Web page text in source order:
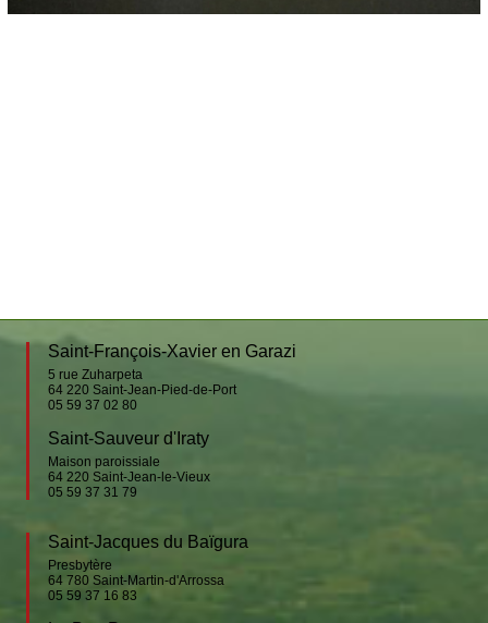
Saint-François-Xavier en Garazi
5 rue Zuharpeta
64 220 Saint-Jean-Pied-de-Port
05 59 37 02 80
Saint-Sauveur d'Iraty
Maison paroissiale
64 220 Saint-Jean-le-Vieux
05 59 37 31 79
Saint-Jacques du Baïgura
Presbytère
64 780 Saint-Martin-d'Arrossa
05 59 37 16 83